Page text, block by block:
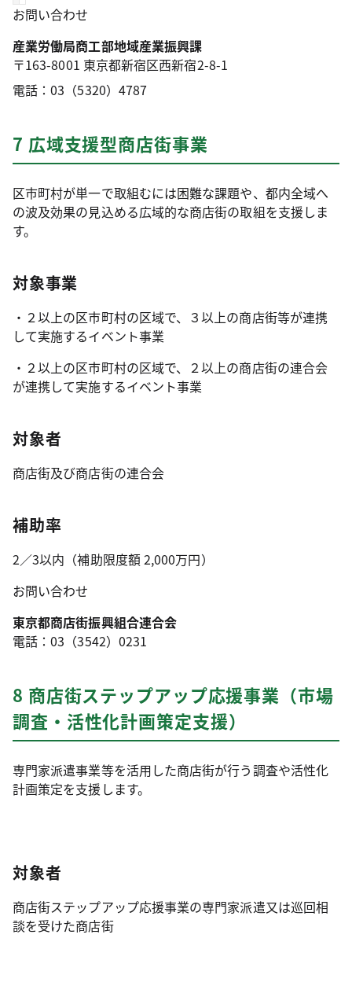
お問い合わせ
産業労働局商工部地域産業振興課
〒163-8001 東京都新宿区西新宿2-8-1
電話：03（5320）4787
7 広域支援型商店街事業
区市町村が単一で取組むには困難な課題や、都内全域へ
の波及効果の見込める広域的な商店街の取組を支援しま
す。
対象事業
・２以上の区市町村の区域で、３以上の商店街等が連携
して実施するイベント事業
・２以上の区市町村の区域で、２以上の商店街の連合会
が連携して実施するイベント事業
対象者
商店街及び商店街の連合会
補助率
2／3以内（補助限度額 2,000万円）
お問い合わせ
東京都商店街振興組合連合会
電話：03（3542）0231
8 商店街ステップアップ応援事業（市場
調査・活性化計画策定支援）
専門家派遣事業等を活用した商店街が行う調査や活性化
計画策定を支援します。
対象者
商店街ステップアップ応援事業の専門家派遣又は巡回相
談を受けた商店街